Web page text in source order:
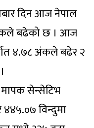
दिन आज नेपाल
बढेको छ । आज
४.७८ अंकले बढेर २
मापक सेन्सेटिभ
विन्दुमा